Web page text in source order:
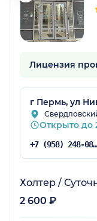
Лицензия
г Пермь, ул
Открыто до
+7 (958) 248-08-57
Холтер /
2 600 ₽